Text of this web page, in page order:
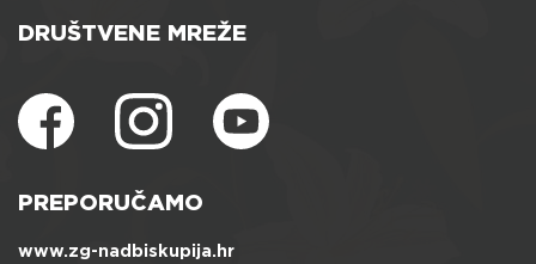
DRUŠTVENE MREŽE
PREPORUČAMO
www.zg-nadbiskupija.hr